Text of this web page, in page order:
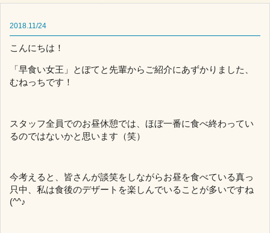
2018.11/24
こんにちは！
「早食い女王」とぽてと先輩からご紹介にあずかりました、
むねっちです！
スタッフ全員でのお昼休憩では、ほぼ一番に食べ終わってい
るのではないかと思います（笑）
今考えると、皆さんが談笑をしながらお昼を食べている真っ
只中、私は食後のデザートを楽しんでいることが多いですね
(^^♪